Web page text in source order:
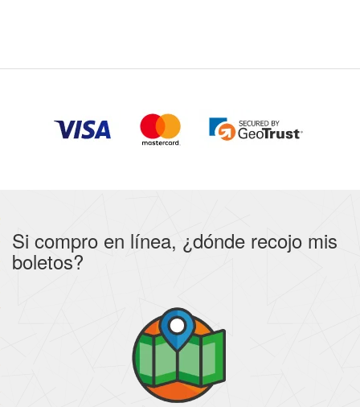
Si compro en línea, ¿dónde recojo mis
boletos?